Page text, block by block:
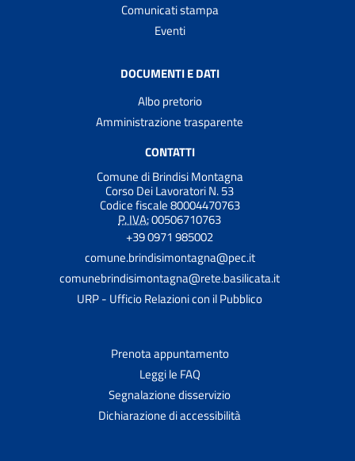
Comunicati stampa
Eventi
DOCUMENTI E DATI
Albo pretorio
Amministrazione trasparente
CONTATTI
Comune di Brindisi Montagna
Corso Dei Lavoratori N. 53
Codice fiscale 80004470763
P. IVA:00506710763
+39 0971 985002
comune.brindisimontagna@pec.it
comunebrindisimontagna@rete.basilicata.it
URP - Ufficio Relazioni con il Pubblico
Prenota appuntamento
Leggi le FAQ
Segnalazione disservizio
Dichiarazione di accessibilità